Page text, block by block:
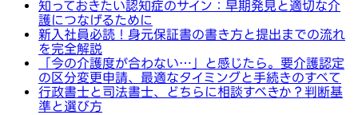
知っておきたい認知症のサイン：早期発見と適切な介
護につなげるために
新入社員必読！身元保証書の書き方と提出までの流れ
を完全解説
「今の介護度が合わない…」と感じたら。要介護認定
の区分変更申請、最適なタイミングと手続きのすべて
行政書士と司法書士、どちらに相談すべきか？判断基
準と選び方